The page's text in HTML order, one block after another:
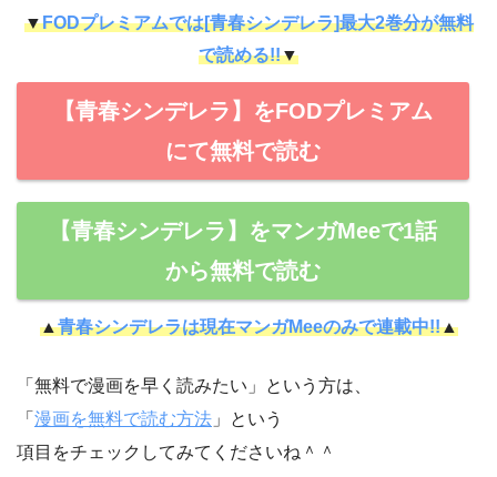
▼FODプレミアムでは[青春シンデレラ]最大2巻分が無料
で読める!!▼
【青春シンデレラ】をFODプレミアム
にて無料で読む
【青春シンデレラ】をマンガMeeで1話
から無料で読む
▲青春シンデレラは現在マンガMeeのみで連載中!!▲
「無料で漫画を早く読みたい」という方は、
「 漫画を無料で読む方法 」という
項目をチェックしてみてくださいね＾＾